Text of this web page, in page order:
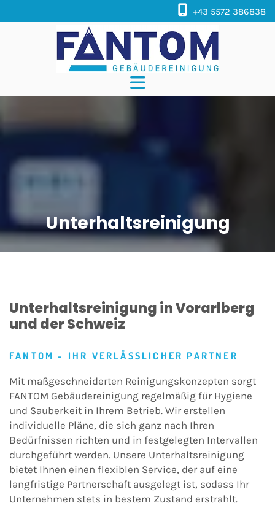
 +43 5572 386838
Unterhaltsreinigung
Unterhaltsreinigung in Vorarlberg
und der Schweiz
FANTOM - IHR VERLÄSSLICHER PARTNER
Mit maßgeschneiderten Reinigungskonzepten sorgt
FANTOM Gebäudereinigung regelmäßig für Hygiene
und Sauberkeit in Ihrem Betrieb. Wir erstellen
individuelle Pläne, die sich ganz nach Ihren
Bedürfnissen richten und in festgelegten Intervallen
durchgeführt werden. Unsere Unterhaltsreinigung
bietet Ihnen einen flexiblen Service, der auf eine
langfristige Partnerschaft ausgelegt ist, sodass Ihr
Unternehmen stets in bestem Zustand erstrahlt.